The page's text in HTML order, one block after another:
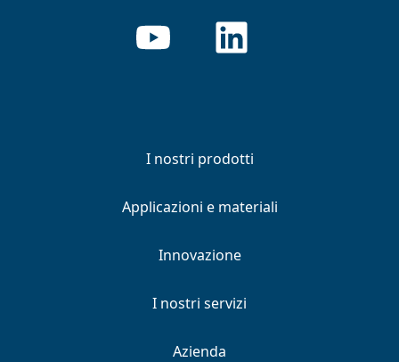
I nostri prodotti
Applicazioni e materiali
Innovazione
I nostri servizi
Azienda